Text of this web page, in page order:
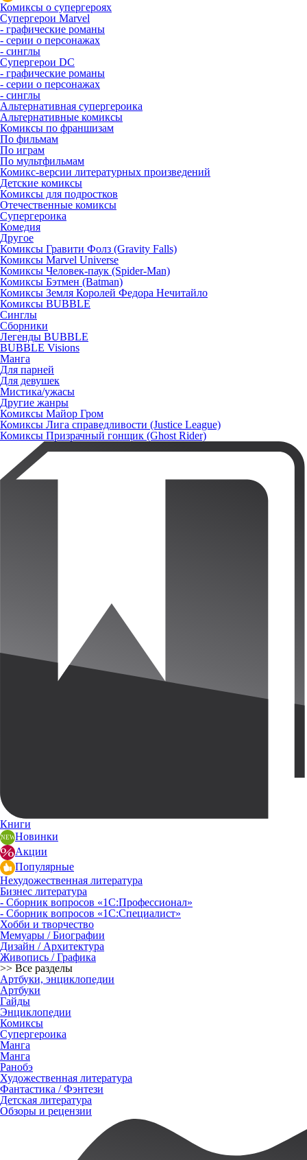
Комиксы о супергероях
Супергерои Marvel
- графические романы
- серии о персонажах
- синглы
Супергерои DC
- графические романы
- серии о персонажах
- синглы
Альтернативная супергероика
Альтернативные комиксы
Комиксы по франшизам
По фильмам
По играм
По мультфильмам
Комикс-версии литературных произведений
Детские комиксы
Комиксы для подростков
Отечественные комиксы
Супергероика
Комедия
Другое
Комиксы Гравити Фолз (Gravity Falls)
Комиксы Marvel Universe
Комиксы Человек-паук (Spider-Man)
Комиксы Бэтмен (Batman)
Комиксы Земля Королей Федора Нечитайло
Комиксы BUBBLE
Синглы
Сборники
Легенды BUBBLE
BUBBLE Visions
Манга
Для парней
Для девушек
Мистика/ужасы
Другие жанры
Комиксы Майор Гром
Комиксы Лига справедливости (Justice League)
Комиксы Призрачный гонщик (Ghost Rider)
Книги
Новинки
Акции
Популярные
Нехудожественная литература
Бизнес литература
- Сборник вопросов «1С:Профессионал»
- Сборник вопросов «1С:Специалист»
Хобби и творчество
Мемуары / Биографии
Дизайн / Архитектура
Живопись / Графика
>> Все разделы
Артбуки, энциклопедии
Артбуки
Гайды
Энциклопедии
Комиксы
Супергероика
Манга
Манга
Ранобэ
Художественная литература
Фантастика / Фэнтези
Детская литература
Обзоры и рецензии